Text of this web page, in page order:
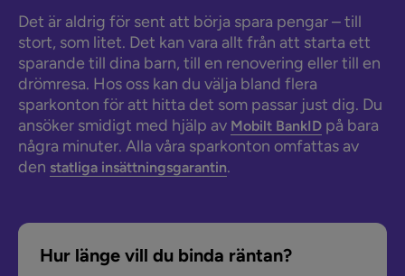
Det är aldrig för sent att börja spara pengar – till
stort, som litet. Det kan vara allt från att starta ett
sparande till dina barn, till en renovering eller till en
drömresa. Hos oss kan du välja bland flera
sparkonton för att hitta det som passar just dig. Du
ansöker smidigt med hjälp av Mobilt BankID på bara
några minuter. Alla våra sparkonton omfattas av
den statliga insättningsgarantin.
Hur länge vill du binda räntan?